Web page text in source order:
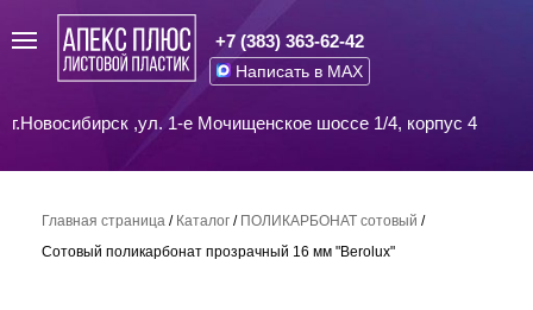
+7 (383) 363-62-42
Написать в MAX
г.Новосибирск ,ул. 1-е Мочищенское шоссе 1/4, корпус 4
Главная страница / Каталог / ПОЛИКАРБОНАТ сотовый /
Сотовый поликарбонат прозрачный 16 мм "Berolux"